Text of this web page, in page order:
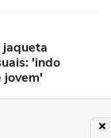
jaqueta
'indo
jovem'